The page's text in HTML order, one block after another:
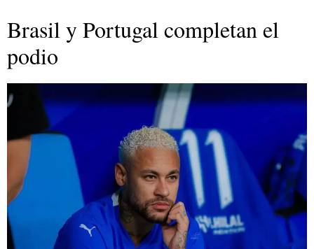
Brasil y Portugal completan el
podio